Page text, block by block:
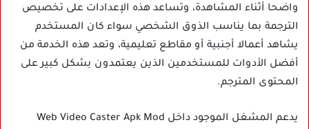
واضحا أثناء المشاهدة، وتساعد هذه الإعدادات على تخصيص
الترجمة بما يناسب الذوق الشخصي سواء كان المستخدم
يشاهد أعمالا أجنبية أو مقاطع تعليمية، وتعد هذه الخدمة من
أفضل الأدوات للمستخدمين الذين يعتمدون بشكل كبير على
المحتوى المترجم.
يدعم المشغل الموجود داخل Web Video Caster Apk Mod